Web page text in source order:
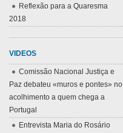
Reflexão para a Quaresma
2018
VIDEOS
Comissão Nacional Justiça e
Paz debateu «muros e pontes» no
acolhimento a quem chega a
Portugal
Entrevista Maria do Rosário